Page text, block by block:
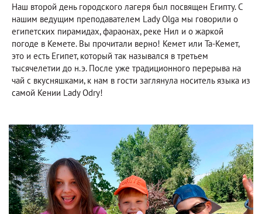
Наш второй день городского лагеря был посвящен Египту. С
нашим ведущим преподавателем Lady Olga мы говорили о
египетских пирамидах, фараонах, реке Нил и о жаркой
погоде в Кемете. Вы прочитали верно! Кемет или Та-Кемет,
это и есть Египет, который так назывался в третьем
тысячелетии до н.э. После уже традиционного перерыва на
чай с вкусняшками, к нам в гости заглянула носитель языка из
самой Кении Lady Odry!